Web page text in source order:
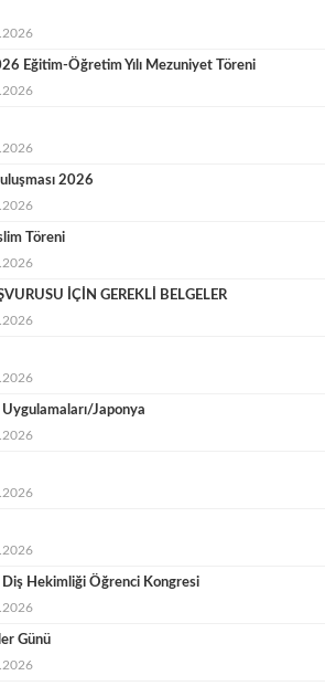
Eğitim-Öğretim Yılı Mezuniyet Töreni
2026
Töreni
İÇİN GEREKLİ BELGELER
Uygulamaları/Japonya
Hekimliği Öğrenci Kongresi
Günü